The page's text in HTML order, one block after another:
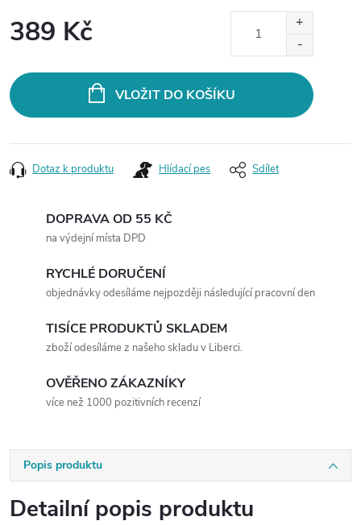
389 Kč
VLOŽIT DO KOŠÍKU
Dotaz k produktu Hlídací pes Sdílet
DOPRAVA OD 55 KČ
na výdejní místa DPD
RYCHLÉ DORUČENÍ
objednávky odesíláme nejpozději následující pracovní den
TISÍCE PRODUKTŮ SKLADEM
zboží odesíláme z našeho skladu v Liberci.
OVĚŘENO ZÁKAZNÍKY
více než 1000 pozitivních recenzí
Popis produktu
Detailní popis produktu